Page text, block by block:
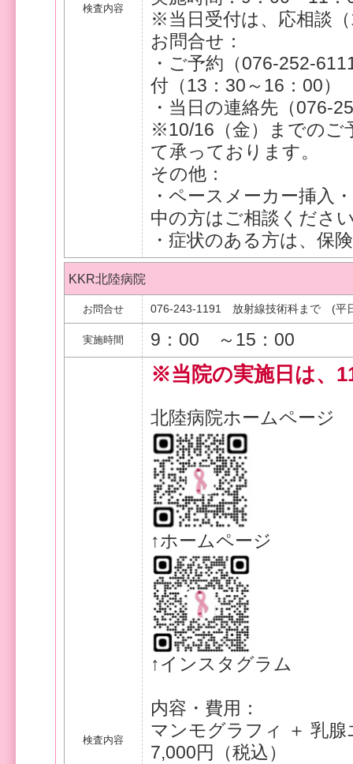
検査内容
※当日受付は、応相談
お問合せ：
・ご予約（076-252-
付（13：30～16：00）
・当日の連絡先（076-
※10/16（金）までのご
て承っております。
その他：
・ペースメーカー挿入
中の方はご相談くださ
・症状のある方は、保
KKR北陸病院
お問合せ 076-243-1191 放射線技術科まで (平
実施時間 9：00 ～15：00
検査内容
※当院の実施日は、
北陸病院ホームペー
↑ホームページ
↑インスタグラム
内容・費用：
マンモグラフ
7,000円（税込）